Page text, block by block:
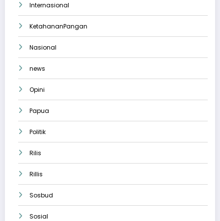
Internasional
KetahananPangan
Nasional
news
Opini
Papua
Politik
Rilis
Rillis
Sosbud
Sosial